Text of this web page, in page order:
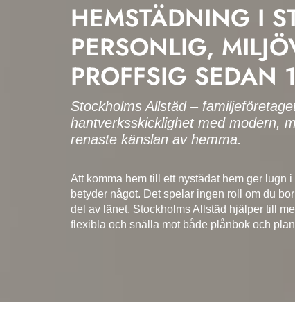
HEMSTÄDNING I
PERSONLIG,
PROFFSIG SEDAN
Stockholms Allstäd –
hantverksskicklighet med modern,
renaste känslan av hemma.
Att komma hem till ett nystädat hem ger lugn
betyder något. Det spelar ingen roll om du
del av länet. Stockholms Allstäd hjälper till
flexibla och snälla mot både plånbok och